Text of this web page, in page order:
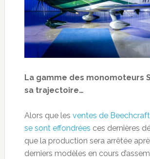
La gamme des monomoteurs
sa trajectoire…
Alors que les ventes de
se sont effondrées ces dernières
que la production sera arrêtée
derniers modèles en cours